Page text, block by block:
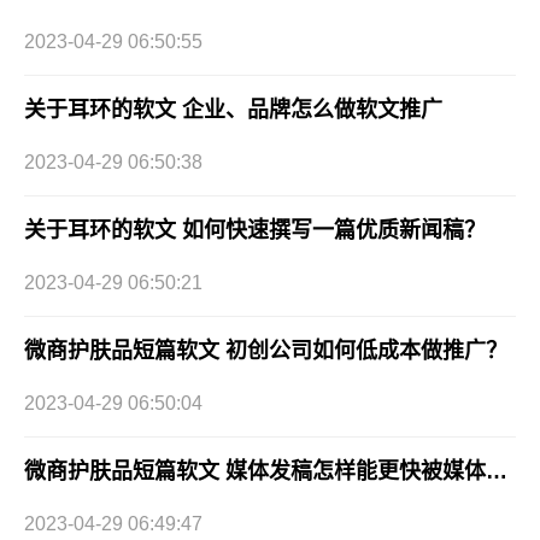
2023-04-29 06:50:55
关于耳环的软文 企业、品牌怎么做软文推广
2023-04-29 06:50:38
关于耳环的软文 如何快速撰写一篇优质新闻稿？
2023-04-29 06:50:21
微商护肤品短篇软文 初创公司如何低成本做推广？
2023-04-29 06:50:04
微商护肤品短篇软文 媒体发稿怎样能更快被媒体收录？
2023-04-29 06:49:47